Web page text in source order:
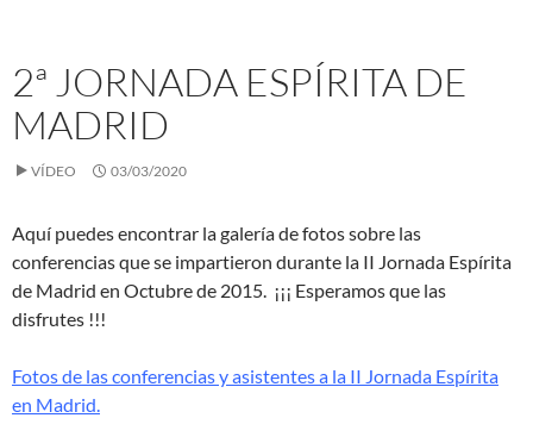
2ª JORNADA ESPÍRITA DE
MADRID
VÍDEO 03/03/2020
Aquí puedes encontrar la galería de fotos sobre las
conferencias que se impartieron durante la II Jornada Espírita
de Madrid en Octubre de 2015. ¡¡¡ Esperamos que las
disfrutes !!!
Fotos de las conferencias y asistentes a la II Jornada Espírita
en Madrid.